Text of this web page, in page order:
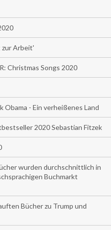
zur Arbeit'
Christmas Songs 2020
Obama - Ein verheißenes Land
2020 Sebastian Fitzek
wurden durchschnittlich in
Buchmarkt
Bücher zu Trump und